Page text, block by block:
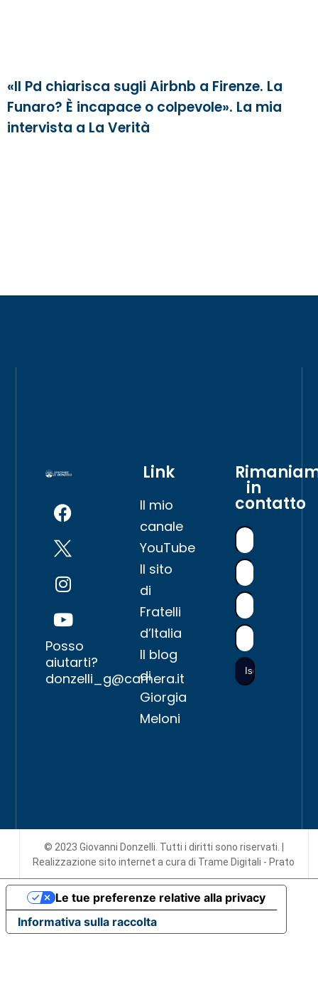
«Il Pd chiarisca sugli Airbnb a Firenze. La
Funaro? È incapace o colpevole». La mia
intervista a La Verità
Posso
aiutarti?
donzelli_g@camera.it
Link
Il mio
canale
YouTube
Il sito
di
Fratelli
d’Italia
Il blog
di
Giorgia
Meloni
in
contatto
© 2023 Giovanni Donzelli. Tutti i diritti sono riservati. |
Realizzazione sito interneta cura di Trame Digitali - Prato
Informativa sulla raccolta
Le tue preferenze relative alla privacy